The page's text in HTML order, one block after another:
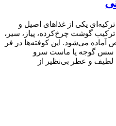
یکی از غذاهای اصیل و
گوشت چرخ‌کرده، پیاز، سیر،
می‌شود. این کوفته‌ها در فر
با سس گوجه یا ماست سرو
و عطر بی‌نظیر از